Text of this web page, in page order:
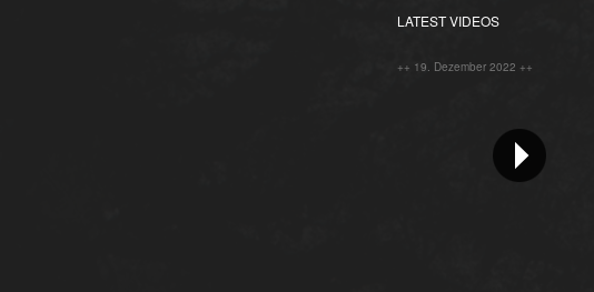
LATEST VIDEOS
++ 19. Dezember 2022 ++